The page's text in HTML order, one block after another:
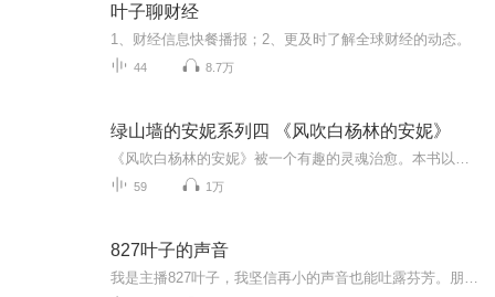
叶子聊财经
1、财经信息快餐播报；2、更及时了解全球财经的动态。
44 8.7万
绿山墙的安妮系列四 《风吹白杨林的安妮》
59 1万
827叶子的声音